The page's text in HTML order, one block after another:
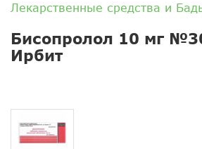
Лекарственные средства и
Бисопролол 10 мг
Ирбит